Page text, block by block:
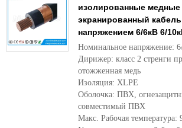
изолированные медные
экранированный
напряжением 6/6кВ 6/
Номинальное напряжение:
Дирижер: класс 2 стренги
отожженная медь
Изоляция: XLPE
Оболочка: ПВХ,
совместимый ПВХ
Макс. Рабочая